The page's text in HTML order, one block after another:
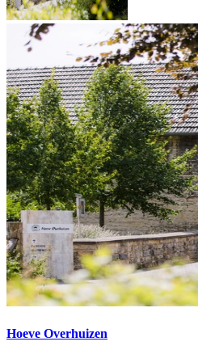
Hoeve Overhuizen